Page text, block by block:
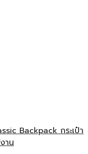
Backpack กระเป๋า
าน